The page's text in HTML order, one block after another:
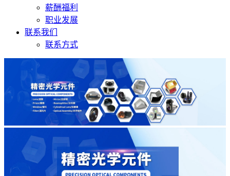
薪酬福利
职业发展
联系我们
联系方式